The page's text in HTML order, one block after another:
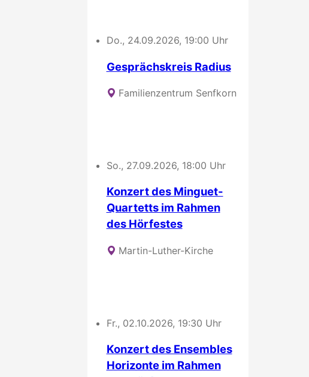
Do., 24.09.2026, 19:00 Uhr
Gesprächskreis Radius
Familienzentrum Senfkorn
So., 27.09.2026, 18:00 Uhr
Konzert des Minguet-
Quartetts im Rahmen
des Hörfestes
Martin-Luther-Kirche
Fr., 02.10.2026, 19:30 Uhr
Konzert des Ensembles
Horizonte im Rahmen